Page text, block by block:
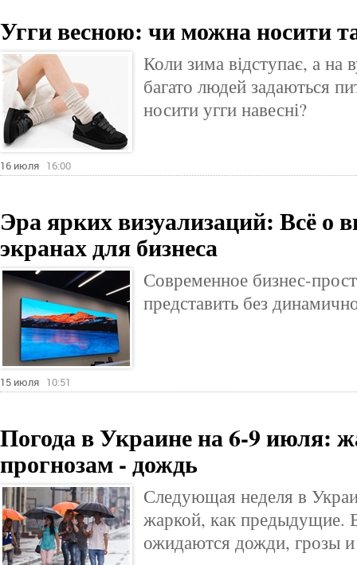
Угги весною: чи можна носити
Коли зима відступає, а на
багато людей задаються
носити угги навесні?
16 июля 16:00
Эра ярких визуализаций: Всё о
экранах для бизнеса
Современное бизнес-
представить без
15 июля 10:51
Погода в Украине на 6-9 июля:
прогнозам - дождь
Следующая неделя в
жаркой, как предыдущие.
ожидаются дожди, грозы